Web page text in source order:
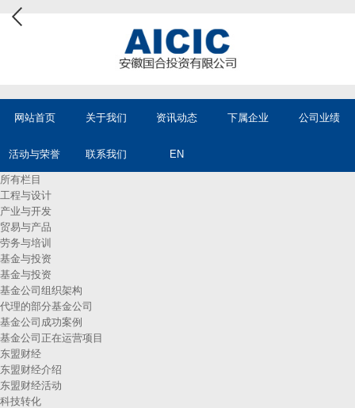
网站首页 关于我们 资讯动态 下属企业 公司业绩
活动与荣誉 联系我们 EN
所有栏目
工程与设计
产业与开发
贸易与产品
劳务与培训
基金与投资
基金与投资
基金公司组织架构
代理的部分基金公司
基金公司成功案例
基金公司正在运营项目
东盟财经
东盟财经介绍
东盟财经活动
科技转化